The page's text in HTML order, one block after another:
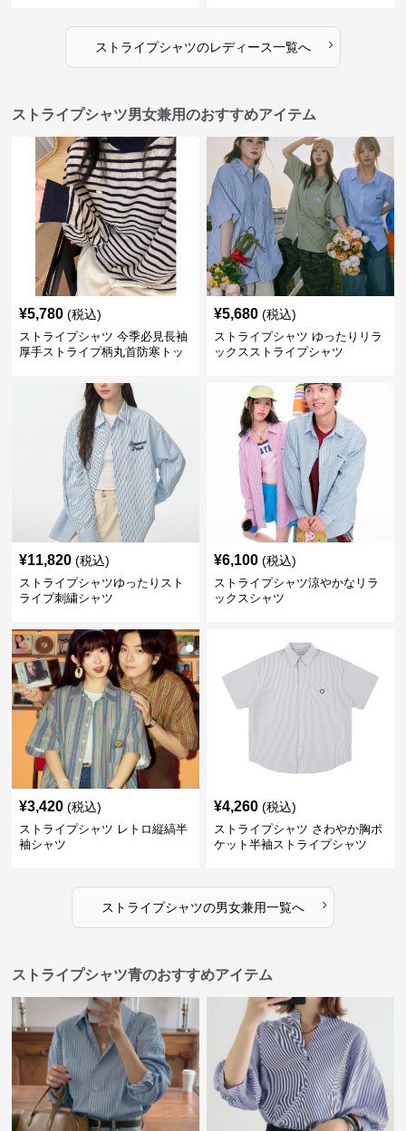
ストライプシャツのレディース一覧へ ›
ストライプシャツ男女兼用のおすすめアイテム
¥5,780 (税込)
ストライプシャツ 今季必見長袖
厚手ストライプ柄丸首防寒トッ
¥5,680 (税込)
ストライプシャツ ゆったりリラ
ックスストライプシャツ
¥11,820 (税込)
ストライプシャツゆったりスト
ライプ刺繍シャツ
¥6,100 (税込)
ストライプシャツ涼やかなリラ
ックスシャツ
¥3,420 (税込)
ストライプシャツ レトロ縦縞半
袖シャツ
¥4,260 (税込)
ストライプシャツ さわやか胸ポ
ケット半袖ストライプシャツ
ストライプシャツの男女兼用一覧へ ›
ストライプシャツ青のおすすめアイテム